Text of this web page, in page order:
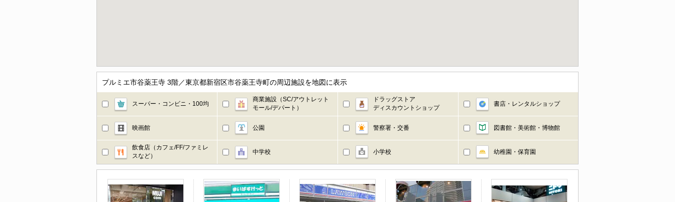
プルミエ市谷薬王寺 3階／東京都新宿区市谷薬王寺町の周辺施設を地図に表示
スーパー・コンビニ・100均
商業施設（SC/アウトレット
モール/デパート）
ドラッグストア
ディスカウントショップ
書店・レンタルショップ
映画館 公園 警察署・交番 図書館・美術館・博物館
飲食店（カフェ/FF/ファミレ
スなど）
中学校 小学校 幼稚園・保育園